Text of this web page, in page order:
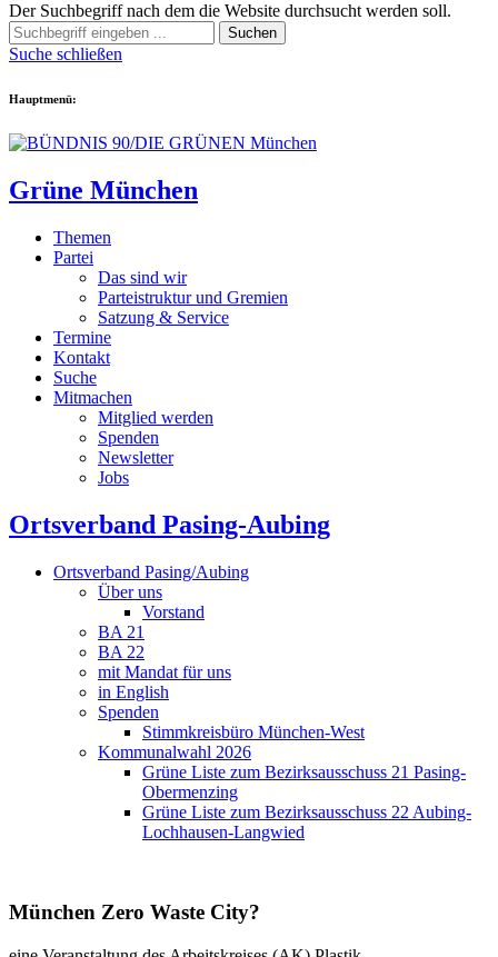
Der Suchbegriff nach dem die Website durchsucht werden soll.
Suchen
Suche schließen
Hauptmenü:
Grüne München
Themen
Partei
Das sind wir
Parteistruktur und Gremien
Satzung & Service
Termine
Kontakt
Suche
Mitmachen
Mitglied werden
Spenden
Newsletter
Jobs
Ortsverband Pasing-Aubing
Ortsverband Pasing/Aubing
Über uns
Vorstand
BA 21
BA 22
mit Mandat für uns
in English
Spenden
Stimmkreisbüro München-West
Kommunalwahl 2026
Grüne Liste zum Bezirksausschuss 21 Pasing-
Obermenzing
Grüne Liste zum Bezirksausschuss 22 Aubing-
Lochhausen-Langwied
München Zero Waste City?